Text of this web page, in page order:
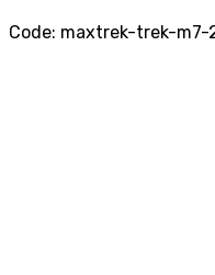
Code: maxtrek-trek-m7-